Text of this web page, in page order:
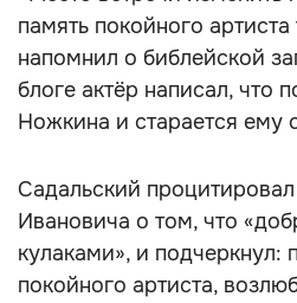
память покойного
напомнил о библейской
блоге актёр написал, что
Ножкина и старается ему
Садальский
Ивановича о том, что
кулаками», и подчеркнул:
покойного артиста,